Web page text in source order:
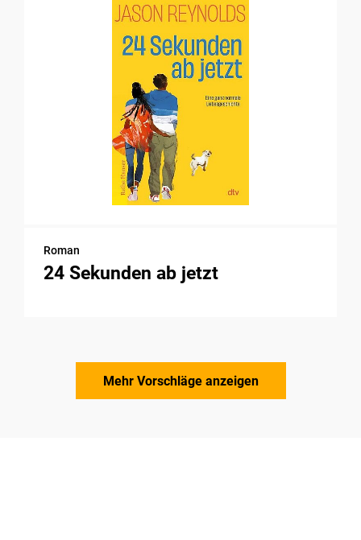
Roman
24 Sekunden ab jetzt
Mehr Vorschläge anzeigen